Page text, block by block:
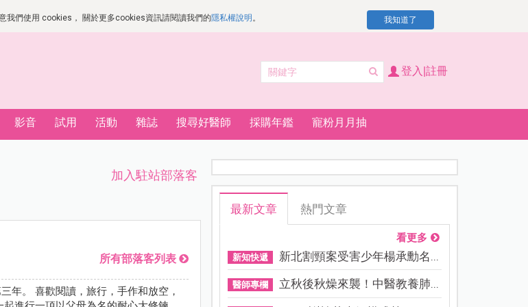
我們使用 cookies， 關於更多cookies資訊請閱讀我們的隱私權說明 。 我知道了
登入|註冊
影音 試用 活動 雜誌 搜尋好醫師 採購年鑑 寵粉月月抽
加入駐站部落客
所有部落客列表
年。 喜歡閱讀，旅行，手作和放空，
最新文章 熱門文章
看更多
新知快遞 新北割頸案受害少年楊承勳名...
醫師專欄 立秋後秋燥來襲！中醫教養肺...